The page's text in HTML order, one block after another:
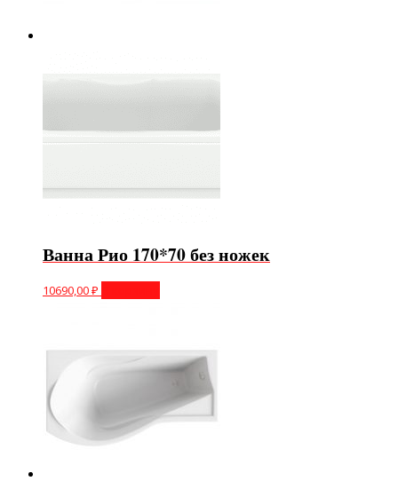
Ванна Рио 170*70 без ножек
10690,00₽